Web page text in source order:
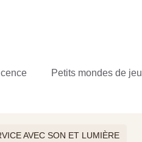
Petits mondes de jeu
AVEC SON ET LUMIÈRE